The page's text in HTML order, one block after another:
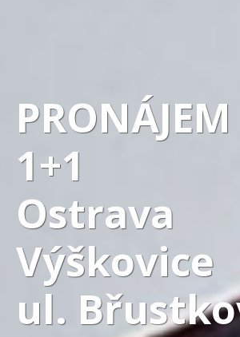
1+1
Ostrava
Výškovice
ul.